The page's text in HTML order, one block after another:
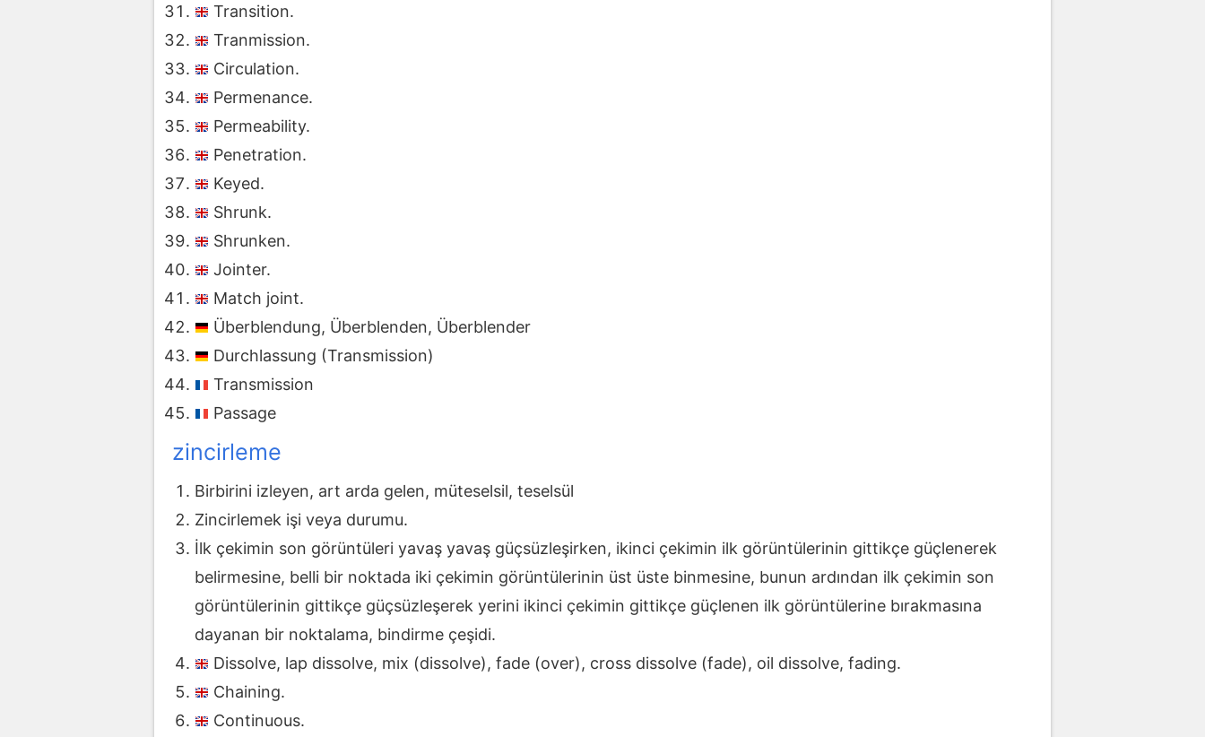
Transition.
Tranmission.
Circulation.
Permenance.
Permeability.
Penetration.
Keyed.
Shrunk.
Shrunken.
Jointer.
Match joint.
Überblendung, Überblenden, Überblender
Durchlassung (Transmission)
Transmission
Passage
zincirleme
Birbirini izleyen, art arda gelen, müteselsil, teselsül
Zincirlemek işi veya durumu.
İlk çekimin son görüntüleri yavaş yavaş güçsüzleşirken, ikinci çekimin ilk görüntülerinin gittikçe güçlenerek
belirmesine, belli bir noktada iki çekimin görüntülerinin üst üste binmesine, bunun ardından ilk çekimin son
görüntülerinin gittikçe güçsüzleşerek yerini ikinci çekimin gittikçe güçlenen ilk görüntülerine bırakmasına
dayanan bir noktalama, bindirme çeşidi.
Dissolve, lap dissolve, mix (dissolve), fade (over), cross dissolve (fade), oil dissolve, fading.
Chaining.
Continuous.